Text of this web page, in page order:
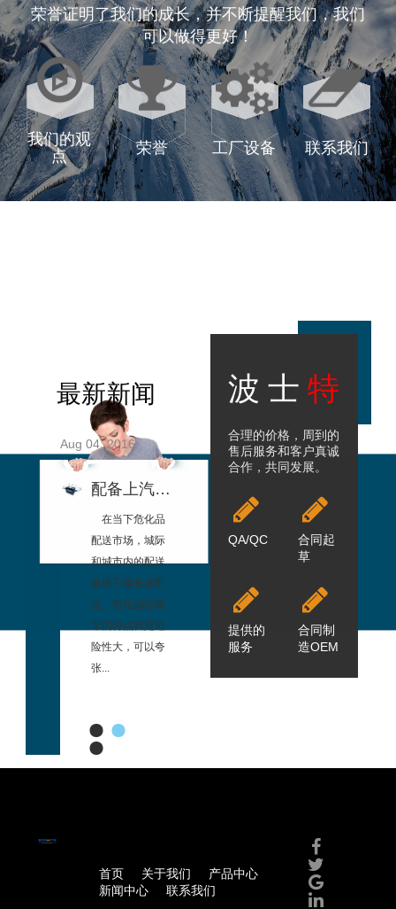
荣誉证明了我们的成长，并不断提醒我们，我们
可以做得更好！
我们的观
点
荣誉 工厂设备 联系我们
最新新闻
这次首次
Aug 04, 2016
配备上汽动力LNG发动机的杰狮，又有了新花样
在当下危化品
配送市场，城际
和城市内的配送
量绝不输长途配
送。危化品运输
车的特点就是危
险性大，可以夸
张...
Aug 04, 2016
从中国第一台泵
车到三一挖掘机
央视“挑战不可
流”到“品质改变
世界”，三一
对“工匠精神”...
Aug 04, 2016
成熟后拿到中国
用在奥威发动机
上，这是全球其
它发动机都没有
1
2
3
波 士 特
合理的价格，周到的
售后服务和客户真诚
合作，共同发展。
QA/QC
合同起
草
提供的
服务
合同制
造OEM
首页 关于我们
产品中心
新闻中心
联系我们